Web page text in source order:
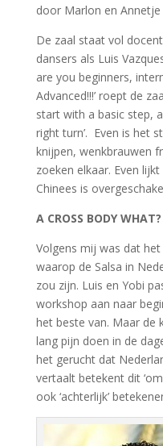
door Marlon en Annetje
De zaal staat vol
dansers als Luis
are you beginners,
Advanced!!!’ roept de
start with a basic step,
right turn’. Even is het
knijpen, wenkbrauwen
zoeken elkaar. Even
Chinees is
A CROSS BODY WHAT?
Volgens mij was dat
waarop de Salsa in
zou zijn. Luis en Yobi
workshop aan naar
het beste van. Maar de
lang pijn doen in de
het gerucht dat
vertaalt betekent dit
ook ‘achterlijk’